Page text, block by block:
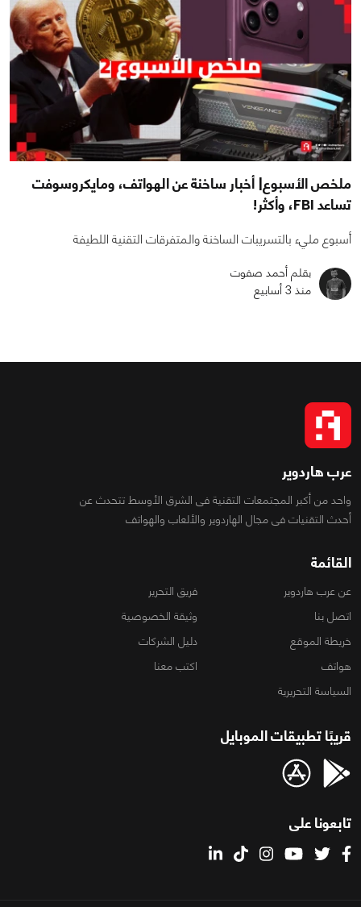
ملخص الأسبوع| أخبار ساخنة عن الهواتف، ومايكروسوفت
تساعد FBI، وأكثر!
أسبوع مليء بالتسريبات الساخنة والمتفرقات التقنية اللطيفة
بقلم أحمد صفوت
منذ 3 أسابيع
عرب هاردوير
واحد من أكبر المجتمعات التقنية فى الشرق الأوسط تتحدث عن
أحدث التقنيات فى مجال الهاردوير والألعاب والهواتف
القائمة
عن عرب هاردوير
فريق التحرير
اتصل بنا
وثيقة الخصوصية
خريطة الموقع
دليل الشركات
هواتف
اكتب معنا
السياسة التحريرية
قريبًا تطبيقات الموبايل
تابعونا على